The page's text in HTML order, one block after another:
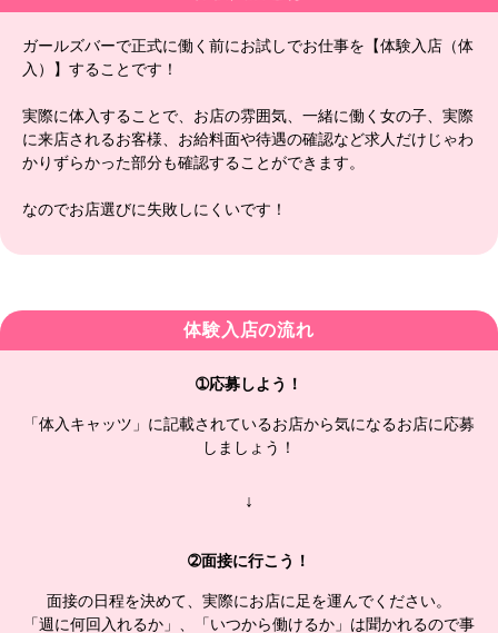
ガールズバーで正式に働く前にお試しでお仕事を【体験入店（体
入）】することです！
実際に体入することで、お店の雰囲気、一緒に働く女の子、実際
に来店されるお客様、お給料面や待遇の確認など求人だけじゃわ
かりずらかった部分も確認することができます。
なのでお店選びに失敗しにくいです！
体験入店の流れ
➀応募しよう！
「体入キャッツ」に記載されているお店から気になるお店に応募
しましょう！
↓
➁面接に行こう！
面接の日程を決めて、実際にお店に足を運んでください。
「週に何回入れるか」、「いつから働けるか」は聞かれるので事